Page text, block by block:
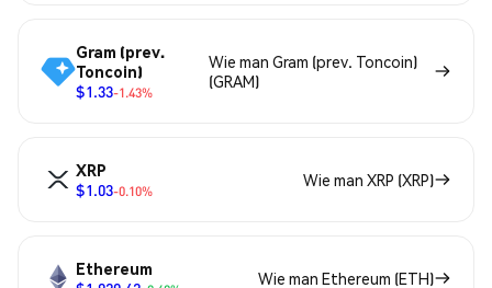
Gram (prev.
Toncoin)
$1.33-1.43%
Wie man Gram (prev. Toncoin)
(GRAM)
XRP
$1.03-0.10%
Wie man XRP (XRP)
Ethereum
Wie man Ethereum (ETH)